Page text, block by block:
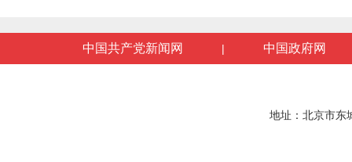
中国共产党新闻网 | 中国政府网
地址：北京市东